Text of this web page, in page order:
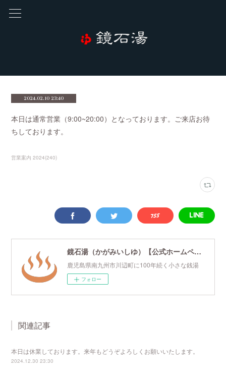
2024.02.10 23:40
本日は通常営業（9:00~20:00）となっております。ご来店お待
ちしております。
営業案内 2024(240)
鏡石湯（かがみいしゆ）【公式ホームページ】
鹿児島県南九州市川辺町に100年続く小さな銭湯
フォロー
関連記事
本日は休業しております。来年もどうぞよろしくお願いいたします。
2024.12.30 23:30